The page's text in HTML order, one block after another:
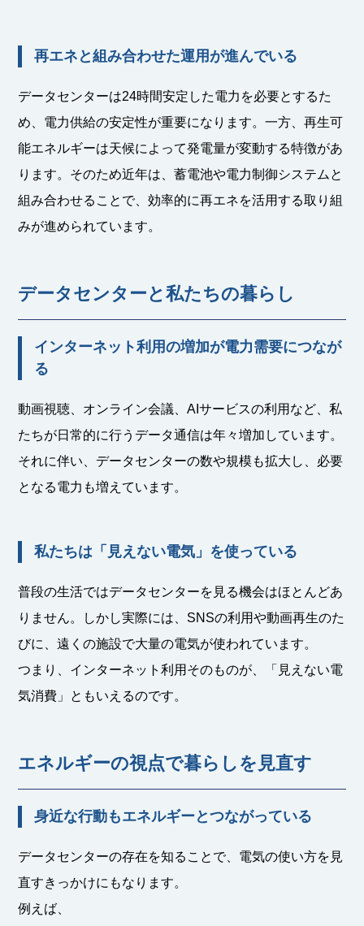
再エネと組み合わせた運用が進んでいる
データセンターは24時間安定した電力を必要とするた
め、電力供給の安定性が重要になります。一方、再生可
能エネルギーは天候によって発電量が変動する特徴があ
ります。そのため近年は、蓄電池や電力制御システムと
組み合わせることで、効率的に再エネを活用する取り組
みが進められています。
データセンターと私たちの暮らし
インターネット利用の増加が電力需要につなが
る
動画視聴、オンライン会議、AIサービスの利用など、私
たちが日常的に行うデータ通信は年々増加しています。
それに伴い、データセンターの数や規模も拡大し、必要
となる電力も増えています。
私たちは「見えない電気」を使っている
普段の生活ではデータセンターを見る機会はほとんどあ
りません。しかし実際には、SNSの利用や動画再生のた
びに、遠くの施設で大量の電気が使われています。
つまり、インターネット利用そのものが、「見えない電
気消費」ともいえるのです。
エネルギーの視点で暮らしを見直す
身近な行動もエネルギーとつながっている
データセンターの存在を知ることで、電気の使い方を見
直すきっかけにもなります。
例えば、